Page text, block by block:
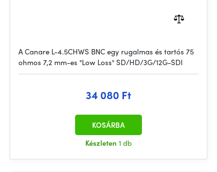
A Canare L-4.5CHWS BNC egy rugalmas és tartós 75
ohmos 7,2 mm-es "Low Loss" SD/HD/3G/12G-SDI
34 080 Ft
Készleten 1 db
KOSÁRBA